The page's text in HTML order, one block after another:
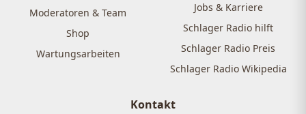
Moderatoren & Team
Shop
Wartungsarbeiten
Jobs & Karriere
Schlager Radio hilft
Schlager Radio Preis
Schlager Radio Wikipedia
Kontakt